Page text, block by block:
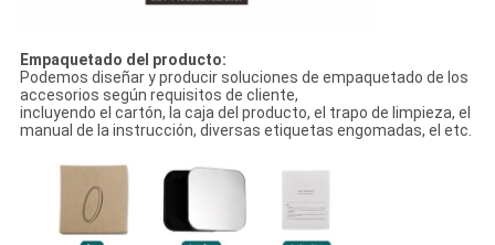
Empaquetado del producto:
Podemos diseñar y producir soluciones de empaquetado de los
accesorios según requisitos de cliente,
incluyendo el cartón, la caja del producto, el trapo de limpieza, el
manual de la instrucción, diversas etiquetas engomadas, el etc.